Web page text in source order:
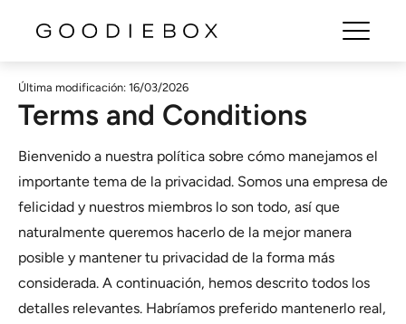
Última modificación: 16/03/2026
Terms and Conditions
Bienvenido a nuestra política sobre cómo manejamos el
importante tema de la privacidad. Somos una empresa de
felicidad y nuestros miembros lo son todo, así que
naturalmente queremos hacerlo de la mejor manera
posible y mantener tu privacidad de la forma más
considerada. A continuación, hemos descrito todos los
detalles relevantes. Habríamos preferido mantenerlo real,